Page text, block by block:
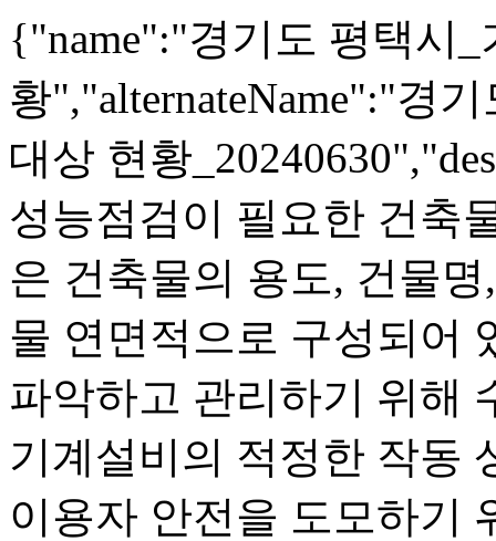
{"name":"경기도 평택시
황","alternateName":"경
대상 현황
성능점검이 필요한 건축
은 건축물의 용도, 건물
물 연면적으로 구성되어
파악하고 관리하기 위해
기계설비의 적정한 작동
이용자 안전을 도모하기